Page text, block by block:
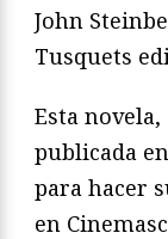
John
Tusquets
Esta
publicada
para hacer
en